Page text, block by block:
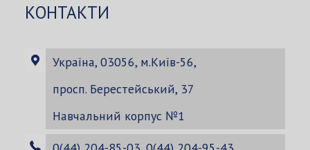
КОНТАКТИ
Україна, 03056, м.Київ-56,
просп. Берестейський, 37
Навчальний корпус №1